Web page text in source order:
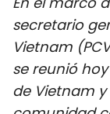
secretario
Vietnam
se reunió
de Vietnam